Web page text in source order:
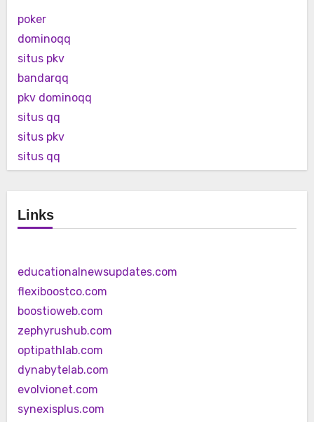
poker
dominoqq
situs pkv
bandarqq
pkv dominoqq
situs qq
situs pkv
situs qq
Links
educationalnewsupdates.com
flexiboostco.com
boostioweb.com
zephyrushub.com
optipathlab.com
dynabytelab.com
evolvionet.com
synexisplus.com